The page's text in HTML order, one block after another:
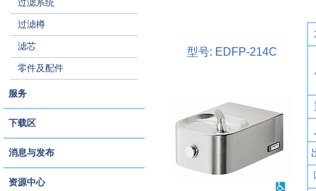
过滤系统
过滤樽
滤芯
零件及配件
服务
下载区
消息与发布
资源中心
型号: EDFP-214C